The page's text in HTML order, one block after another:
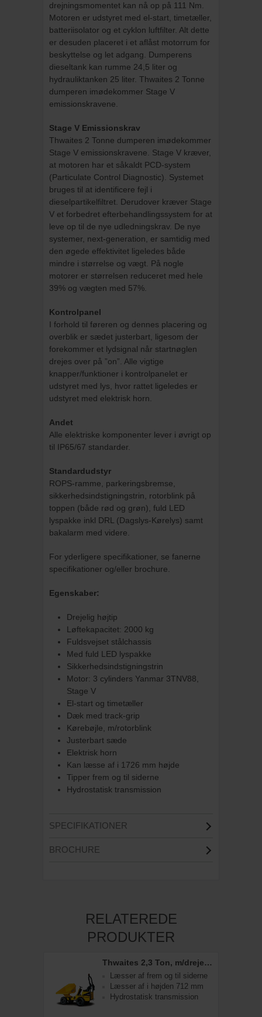
drejningsmomentet kan nå op på 111 Nm.
Motoren er udstyret med el-start, timetæller,
batteriisolator og et cyklon luftfilter. Alt dette
er desuden placeret i et aflåst motorrum for
beskyttelse og let adgang. Dumperens
dieseltank kan rumme 24,5 liter og
hydrauliktanken 25 liter. Thwaites 2 Tonne
dumperen imødekommer Stage V
emissionskravene.
Stage V Emissionskrav
Thwaites 2 Tonne dumperen imødekommer
Stage V emissionskravene. Stage V kræver,
at motoren har et såkaldt PCD-system
(Particulate Control Diagnostic). Systemet
bruges til at identificere fejl i
dieselpartikelfiltret. Derudover kræver Stage
V et forbedret efterbehandlingssystem for at
leve op til de nye udledningskrav. De nye
systemer, next-generation, er samtidig med
den øgede effektivitet ligeledes både
mindre i størrelse og vægt. På nogle
motorer er størrelsen reduceret med hele
39% og vægten med 57%.
Kontrolpanel
I forhold til føreren og dennes placering og
overblik er sædet justerbart, ligesom der
forekommer et lydsignal når startnøglen
drejes over på ”on”. Alle vigtige
knapper/funktioner i kontrolpanelet er
udstyret med lys, hvor rattet ligeledes er
udstyret med elektrisk horn.
Andet
Alle elektriske komponenter lever i øvrigt op
til IP65/67 standarder.
Standardudstyr
ROPS-ramme, parkeringsbremse,
sikkerhedsindstigningstrin, rotorblink på
toppen (både rød og grøn), fuld LED
lyspakke inkl DRL (Dagslys-Kørelys) samt
bakalarm med videre.
For yderligere specifikationer, se fanerne
specifikationer og/eller brochure.
Egenskaber:
Drejelig højtip
Løftekapacitet: 2000 kg
Fuldsvejset stålchassis
Med fuld LED lyspakke
Sikkerhedsindstigningstrin
Motor: 3 cylinders Yanmar 3TNV88,
Stage V
El-start og timetæller
Dæk med track-grip
Kørebøjle, m/rotorblink
Justerbart sæde
Elektrisk horn
Kan læsse af i 1726 mm højde
Tipper frem og til siderne
Hydrostatisk transmission
SPECIFIKATIONER
BROCHURE
RELATEREDE
PRODUKTER
Thwaites 2,3 Ton, m/drejelig tip
Læsser af frem og til siderne
Læsser af i højden 712 mm
Hydrostatisk transmission